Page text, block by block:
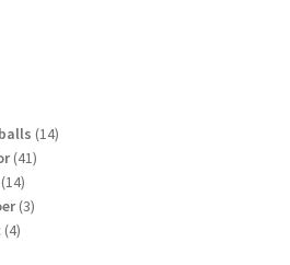
1414
4141
1414
producten
33
44